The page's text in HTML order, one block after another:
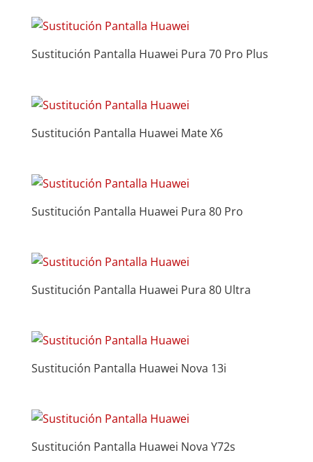
Sustitución Pantalla Huawei Pura 70 Pro Plus
Sustitución Pantalla Huawei Mate X6
Sustitución Pantalla Huawei Pura 80 Pro
Sustitución Pantalla Huawei Pura 80 Ultra
Sustitución Pantalla Huawei Nova 13i
Sustitución Pantalla Huawei Nova Y72s